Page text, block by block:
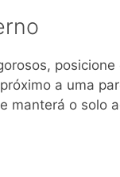
a uma
manterá o solo